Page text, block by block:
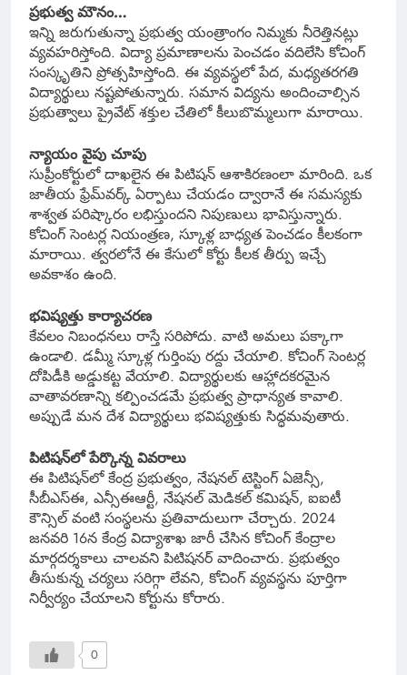
ప్రభుత్వ మౌనం…
ఇన్ని జరుగుతున్నా ప్రభుత్వ యంత్రాంగం నిమ్మకు నీరెత్తినట్లు
వ్యవహరిస్తోంది. విద్యా ప్రమాణాలను పెంచడం వదిలేసి కోచింగ్
సంస్కృతిని ప్రోత్సహిస్తోంది. ఈ వ్యవస్థలో పేద, మధ్యతరగతి
విద్యార్థులు నష్టపోతున్నారు. సమాన విద్యను అందించాల్సిన
ప్రభుత్వాలు ప్రైవేట్ శక్తుల చేతిలో కీలుబొమ్మలుగా మారాయి.
న్యాయం వైపు చూపు
సుప్రీంకోర్టులో దాఖలైన ఈ పిటిషన్ ఆశాకిరణంలా మారింది. ఒక
జాతీయ ఫ్రేమ్‌వర్క్ ఏర్పాటు చేయడం ద్వారానే ఈ సమస్యకు
శాశ్వత పరిష్కారం లభిస్తుందని నిపుణులు భావిస్తున్నారు.
కోచింగ్ సెంటర్ల నియంత్రణ, స్కూళ్ల బాధ్యత పెంచడం కీలకంగా
మారాయి. త్వరలోనే ఈ కేసులో కోర్టు కీలక తీర్పు ఇచ్చే
అవకాశం ఉంది.
భవిష్యత్తు కార్యాచరణ
కేవలం నిబంధనలు రాస్తే సరిపోదు. వాటి అమలు పక్కాగా
ఉండాలి. డమ్మీ స్కూళ్ల గుర్తింపు రద్దు చేయాలి. కోచింగ్ సెంటర్ల
దోపిడీకి అడ్డుకట్ట వేయాలి. విద్యార్థులకు ఆహ్లాదకరమైన
వాతావరణాన్ని కల్పించడమే ప్రభుత్వ ప్రాధాన్యత కావాలి.
అప్పుడే మన దేశ విద్యార్థులు భవిష్యత్తుకు సిద్ధమవుతారు.
పిటిషన్‌లో పేర్కొన్న వివరాలు
ఈ పిటిషన్‌లో కేంద్ర ప్రభుత్వం, నేషనల్ టెస్టింగ్ ఏజెన్సీ,
సీబీఎస్ఈ, ఎన్సీఈఆర్టీ, నేషనల్ మెడికల్ కమిషన్, ఐఐటీ
కౌన్సిల్ వంటి సంస్థలను ప్రతివాదులుగా చేర్చారు. 2024
జనవరి 16న కేంద్ర విద్యాశాఖ జారీ చేసిన కోచింగ్ కేంద్రాల
మార్గదర్శకాలు చాలవని పిటిషనర్ వాదించారు. ప్రభుత్వం
తీసుకున్న చర్యలు సరిగ్గా లేవని, కోచింగ్ వ్యవస్థను పూర్తిగా
నిర్వీర్యం చేయాలని కోర్టును కోరారు.
0